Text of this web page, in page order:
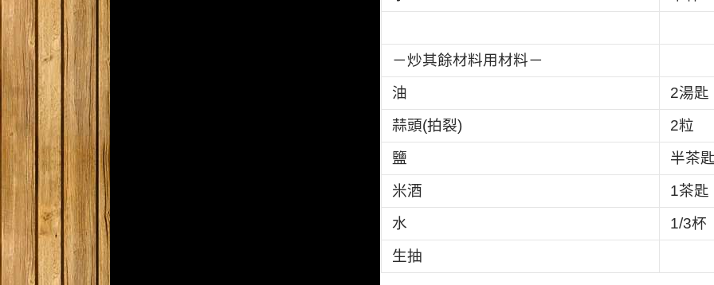
－炒其餘材料用材料－
油
2湯匙
蒜頭(拍裂)
2粒
鹽
半茶
米酒
1茶匙
水
1/3杯
生抽